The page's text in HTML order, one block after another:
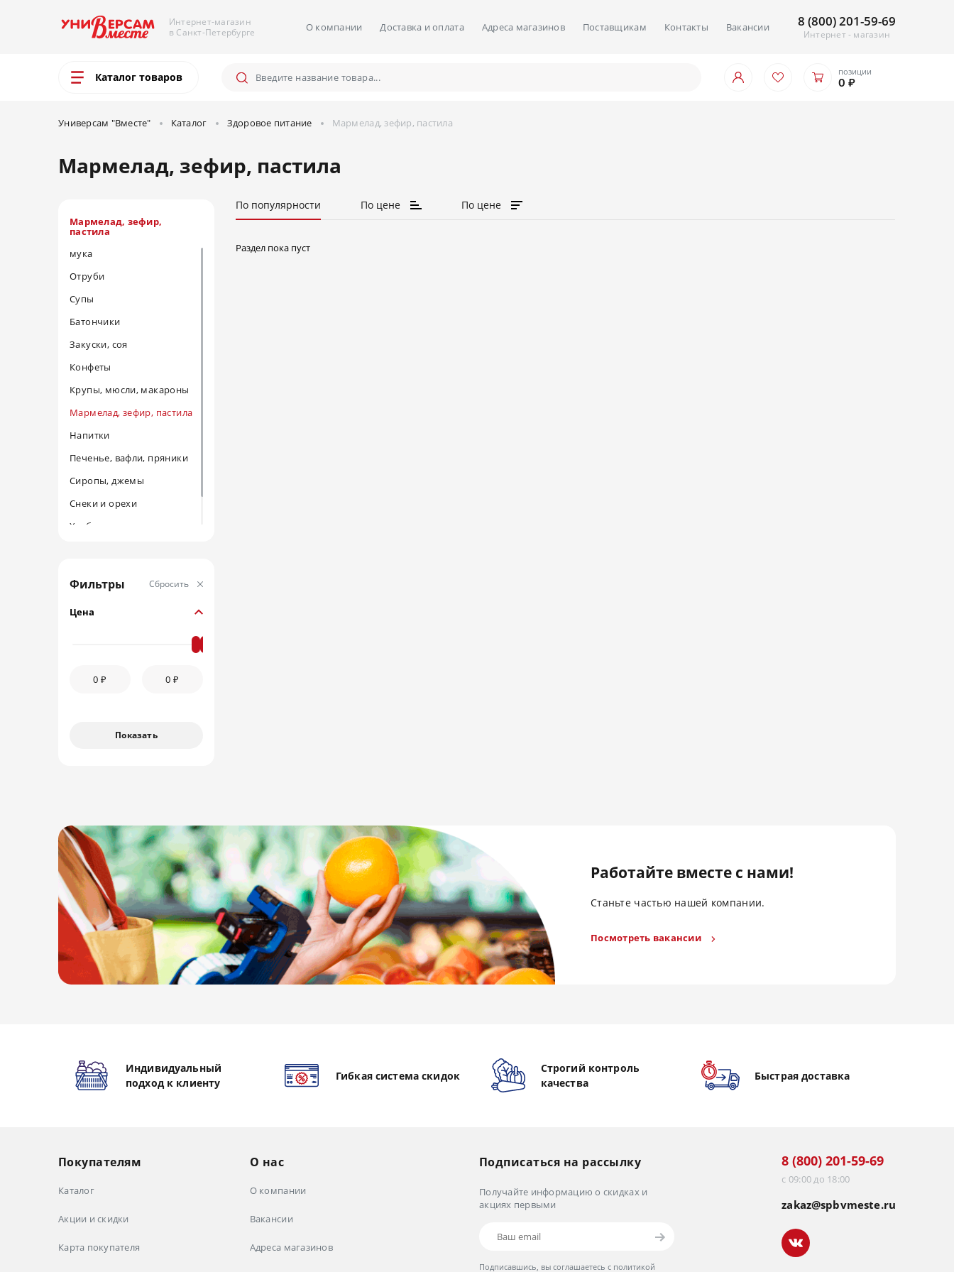
Интернет-магазин
в Санкт-Петербурге
О компании Доставка и оплата Адреса магазинов Поставщикам Контакты Вакансии 8 (800) 201-59-69
Интернет - магазин
Каталог товаров позиции
0 ₽
Универсам "Вместе" Каталог Здоровое питание Мармелад, зефир, пастила
Мармелад, зефир, пастила
Мармелад, зефир,
пастила
мука
Отруби
Супы
Батончики
Закуски, соя
Конфеты
Крупы, мюсли, макароны
Мармелад, зефир, пастила
Напитки
Печенье, вафли, пряники
Сиропы, джемы
Снеки и орехи
Хлебцы
Фильтры Сбросить
Цена
Показать
По популярности По цене По цене
Раздел пока пуст
Работайте вместе с нами!
Станьте частью нашей компании.
Посмотреть вакансии
Индивидуальный
подход к клиенту
Гибкая система скидок
Строгий контроль
качества
Быстрая доставка
Покупателям
Каталог
Акции и скидки
Карта покупателя
О нас
О компании
Вакансии
Адреса магазинов
Подписаться на рассылку
Получайте информацию о скидках и
акциях первыми
Подписавшись, вы соглашаетесь с политикой
8 (800) 201-59-69
с 09:00 до 18:00
zakaz@spbvmeste.ru